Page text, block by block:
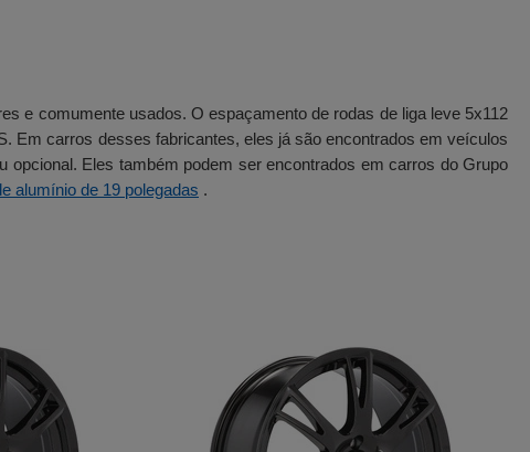
e comumente usados. O espaçamento de rodas de liga leve 5x112
Em carros desses fabricantes, eles já são encontrados em veículos
Eles também podem ser encontrados em carros do Grupo
alumínio de 19 polegadas .